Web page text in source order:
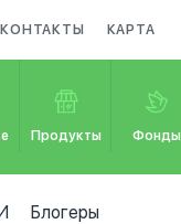
КОНТАКТЫ КАРТА
Продукты Фонды
Блогеры